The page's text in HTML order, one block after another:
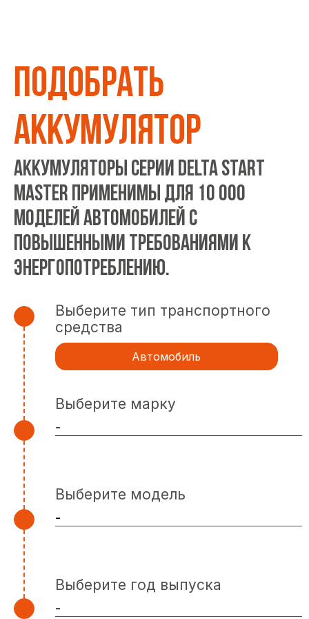
ПОДОБРАТЬ
АККУМУЛЯТОР
Аккумуляторы серии DELTA START
MASTER применимы для 10 000
моделей автомобилей с
повышенными требованиями к
энергопотреблению.
Выберите тип транспортного
средства
Автомобиль
Выберите марку
Выберите модель
Выберите год выпуска